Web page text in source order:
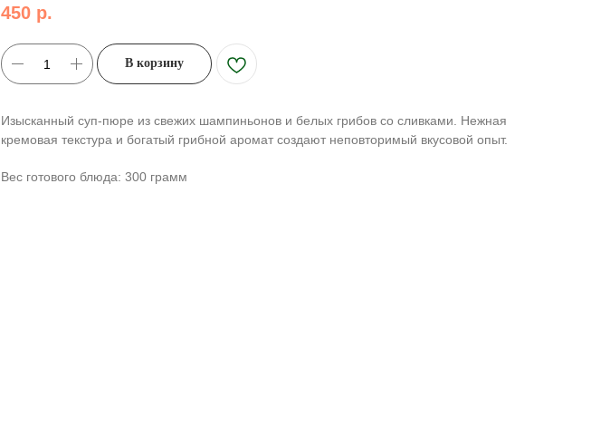
450 р.
В корзину
Изысканный суп-пюре из свежих шампиньонов и белых грибов со сливками. Нежная
кремовая текстура и богатый грибной аромат создают неповторимый вкусовой опыт.
Вес готового блюда: 300 грамм